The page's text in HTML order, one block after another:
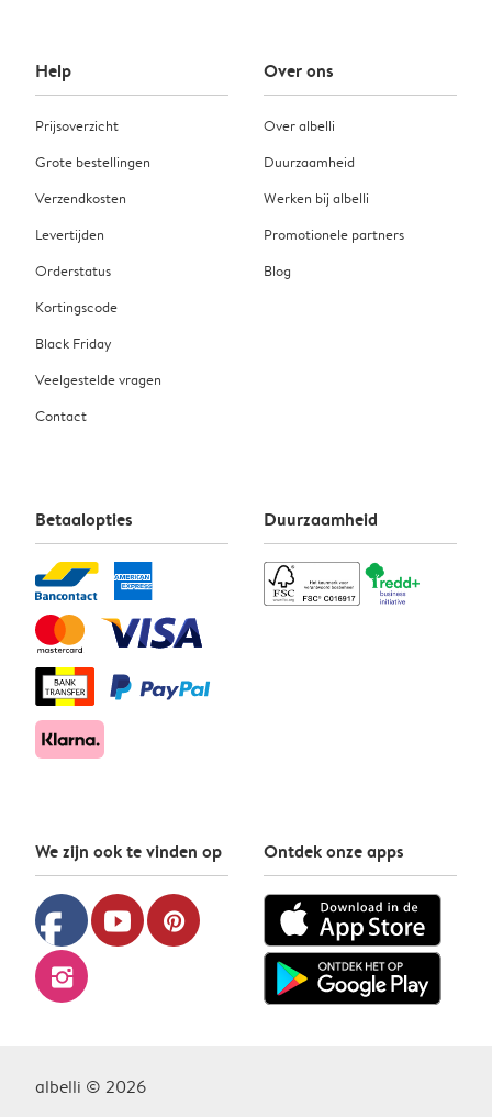
Help
Prijsoverzicht
Grote bestellingen
Verzendkosten
Levertijden
Orderstatus
Kortingscode
Black Friday
Veelgestelde vragen
Contact
Over ons
Over albelli
Duurzaamheid
Werken bij albelli
Promotionele partners
Blog
Betaalopties Duurzaamheid
We zijn ook te vinden op
facebook youtube pinterest
instagram
Ontdek onze apps
albelli © 2026